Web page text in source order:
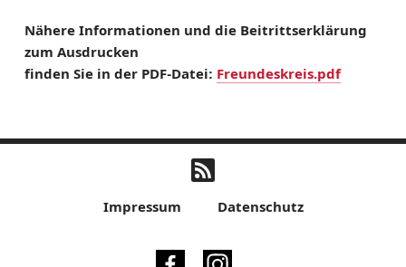
Nähere Informationen und die Beitrittserklärung
zum Ausdrucken
finden Sie in der PDF-Datei: Freundeskreis.pdf
Impressum Datenschutz